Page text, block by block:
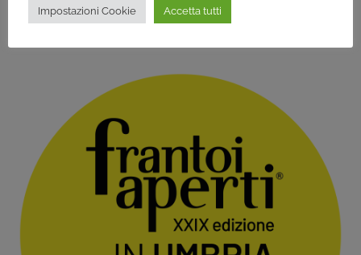
Impostazioni Cookie Accetta tutti